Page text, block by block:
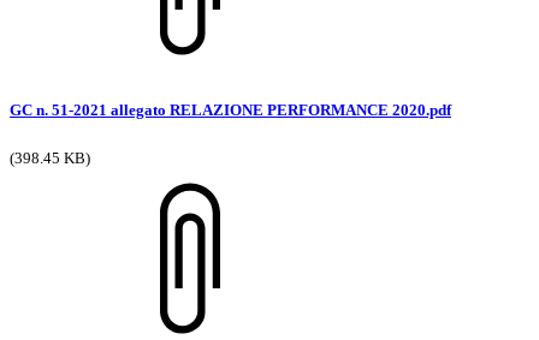
GC n. 51-2021 allegato RELAZIONE PERFORMANCE 2020.pdf
(398.45 KB)